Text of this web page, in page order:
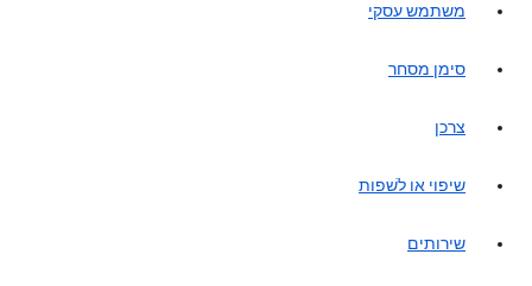
משתמש עסקי
סימן מסחר
צרכן
שיפוי או לשׁפות
שירותים